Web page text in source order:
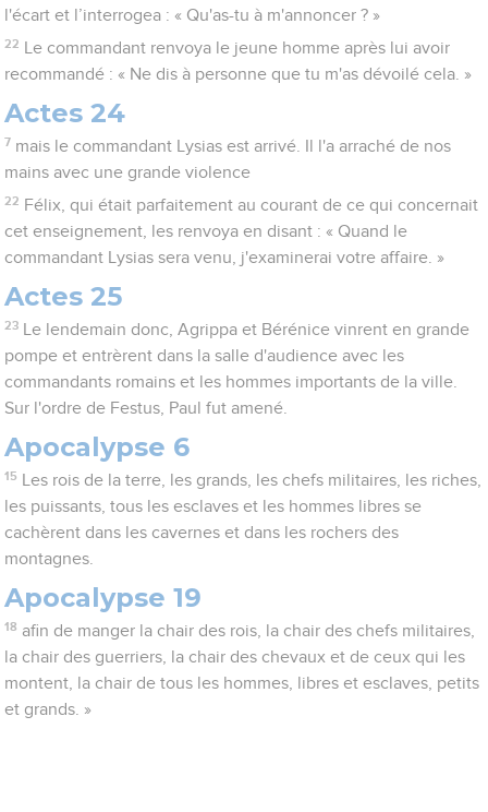
l'écart et l’interrogea : « Qu'as-tu à m'annoncer ? »
22
Le commandant renvoya le jeune homme après lui avoir
recommandé : « Ne dis à personne que tu m'as dévoilé cela. »
Actes 24
7 mais le commandant Lysias est arrivé. Il l'a arraché de nos
mains avec une grande violence
22 Félix, qui était parfaitement au courant de ce qui concernait
cet enseignement, les renvoya en disant : « Quand le
commandant Lysias sera venu, j'examinerai votre affaire. »
Actes 25
23
Le lendemain donc, Agrippa et Bérénice vinrent en grande
pompe et entrèrent dans la salle d'audience avec les
commandants romains et les hommes importants de la ville.
Sur l'ordre de Festus, Paul fut amené.
Apocalypse 6
15
Les rois de la terre, les grands, les chefs militaires, les riches,
les puissants, tous les esclaves et les hommes libres se
cachèrent dans les cavernes et dans les rochers des
montagnes.
Apocalypse 19
18 afin de manger la chair des rois, la chair des chefs militaires,
la chair des guerriers, la chair des chevaux et de ceux qui les
montent, la chair de tous les hommes, libres et esclaves, petits
et grands. »